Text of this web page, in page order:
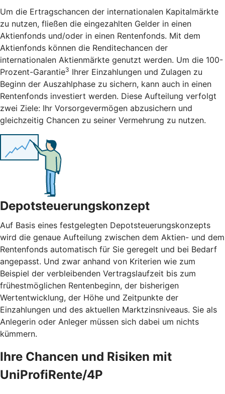
Um die Ertragschancen der internationalen Kapitalmärkte
zu nutzen, fließen die eingezahlten Gelder in einen
Aktienfonds und/oder in einen Rentenfonds. Mit dem
Aktienfonds können die Renditechancen der
internationalen Aktienmärkte genutzt werden. Um die 100-
Prozent-Garantie3 Ihrer Einzahlungen und Zulagen zu
Beginn der Auszahlphase zu sichern, kann auch in einen
Rentenfonds investiert werden. Diese Aufteilung verfolgt
zwei Ziele: Ihr Vorsorgevermögen abzusichern und
gleichzeitig Chancen zu seiner Vermehrung zu nutzen.
Depotsteuerungskonzept
Auf Basis eines festgelegten Depotsteuerungskonzepts
wird die genaue Aufteilung zwischen dem Aktien- und dem
Rentenfonds automatisch für Sie geregelt und bei Bedarf
angepasst. Und zwar anhand von Kriterien wie zum
Beispiel der verbleibenden Vertragslaufzeit bis zum
frühestmöglichen Rentenbeginn, der bisherigen
Wertentwicklung, der Höhe und Zeitpunkte der
Einzahlungen und des aktuellen Marktzinsniveaus. Sie als
Anlegerin oder Anleger müssen sich dabei um nichts
kümmern.
Ihre Chancen und Risiken mit
UniProfiRente/4P